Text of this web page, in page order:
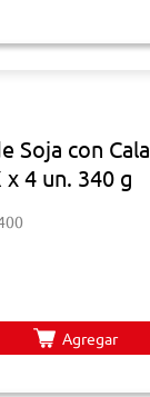
Soja con Cala
x 4 un. 340 g
Agregar